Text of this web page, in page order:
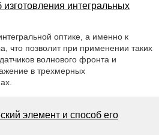
интегральных
оптике, а именно к
что позволит при применении таких
волнового фронта и
в трехмерных
элемент и способ его